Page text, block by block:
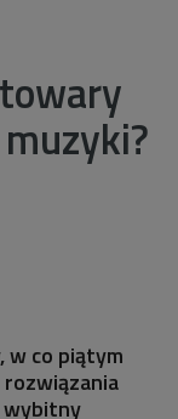
w co piątym
wybitny